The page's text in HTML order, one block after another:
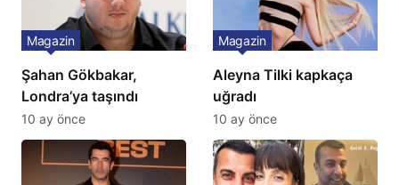
Şahan Gökbakar,
Londra’ya taşındı
Magazin
10 ay önce
Aleyna Tilki kapkaça
uğradı
Magazin
10 ay önce